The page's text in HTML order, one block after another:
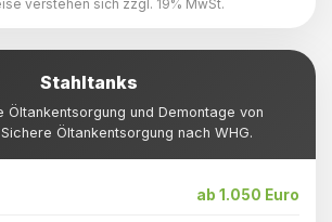
verstehen sich zzgl. 19% MwSt.
Stahltanks
Öltankentsorgung und Demontage von
Öltankentsorgung nach WHG.
ab 1.050 Euro